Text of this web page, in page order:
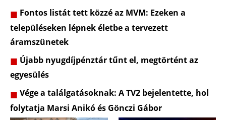
Fontos listát tett közzé az MVM: Ezeken a
településeken lépnek életbe a tervezett
áramszünetek
Újabb nyugdíjpénztár tűnt el, megtörtént az
egyesülés
Vége a találgatásoknak: A TV2 bejelentette, hol
folytatja Marsi Anikó és Gönczi Gábor